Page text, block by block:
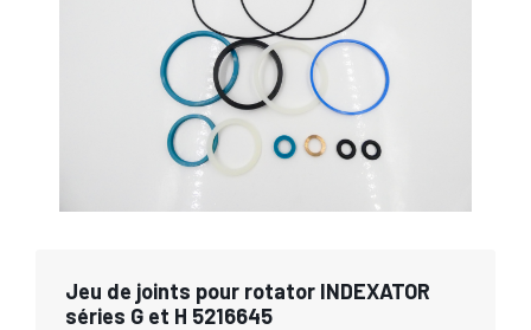
Jeu de joints pour rotator INDEXATOR
séries G et H 5216645